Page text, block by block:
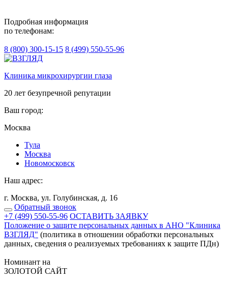
Подробная информация
по телефонам:
8 (800) 300-15-15 8 (499) 550-55-96
Клиника микрохирургии глаза
20 лет безупречной репутации
Ваш город:
Москва
Тулa
Москва
Новомосковск
Наш адрес:
г. Москва, ул. Голубинская, д. 16
Обратный звонок
+7 (499) 550-55-96 ОСТАВИТЬ ЗАЯВКУ
Положение о защите персональных данных в АНО "Клиника
ВЗГЛЯД" (политика в отношении обработки персональных
данных, сведения о реализуемых требованиях к защите ПДн)
Номинант на
ЗОЛОТОЙ САЙТ